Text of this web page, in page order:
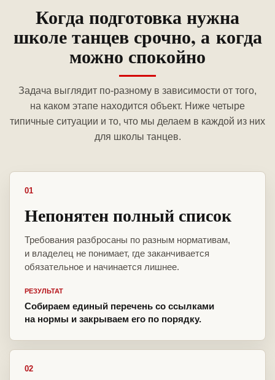
Когда подготовка нужна
школе танцев срочно, а когда
можно спокойно
Задача выглядит по-разному в зависимости от того,
на каком этапе находится объект. Ниже четыре
типичные ситуации и то, что мы делаем в каждой из них
для школы танцев.
01
Непонятен полный список
Требования разбросаны по разным нормативам,
и владелец не понимает, где заканчивается
обязательное и начинается лишнее.
РЕЗУЛЬТАТ
Собираем единый перечень со ссылками
на нормы и закрываем его по порядку.
02